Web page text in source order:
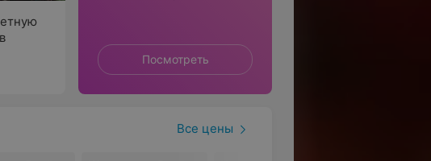
Посмотреть
Все цены